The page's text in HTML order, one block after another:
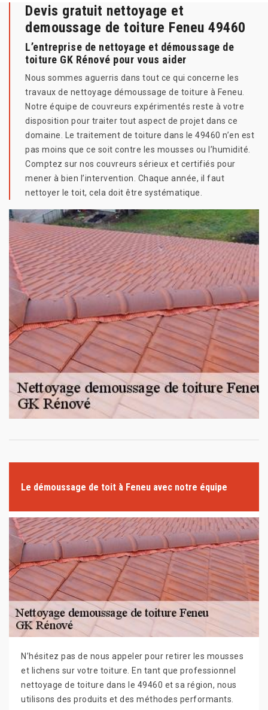
Devis gratuit nettoyage et
demoussage de toiture Feneu 49460
L’entreprise de nettoyage et démoussage de
toiture GK Rénové pour vous aider
Nous sommes aguerris dans tout ce qui concerne les
travaux de nettoyage démoussage de toiture à Feneu.
Notre équipe de couvreurs expérimentés reste à votre
disposition pour traiter tout aspect de projet dans ce
domaine. Le traitement de toiture dans le 49460 n’en est
pas moins que ce soit contre les mousses ou l’humidité.
Comptez sur nos couvreurs sérieux et certifiés pour
mener à bien l’intervention. Chaque année, il faut
nettoyer le toit, cela doit être systématique.
Le démoussage de toit à Feneu avec notre équipe
N’hésitez pas de nous appeler pour retirer les mousses
et lichens sur votre toiture. En tant que professionnel
nettoyage de toiture dans le 49460 et sa région, nous
utilisons des produits et des méthodes performants.